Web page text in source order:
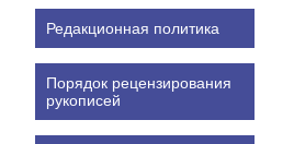
Редакционная политика
Порядок рецензирования
рукописей